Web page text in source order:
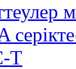
T